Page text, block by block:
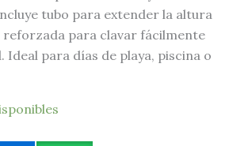
tubo para extender la altura
reforzada para clavar fácilmente
Ideal para días de playa, piscina o